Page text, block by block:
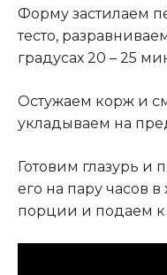
Форму застилаем
тесто,
градусах 20 – 25
Остужаем корж и
укладываем на
Готовим глазурь и
его на пару часов
порции и подаем к